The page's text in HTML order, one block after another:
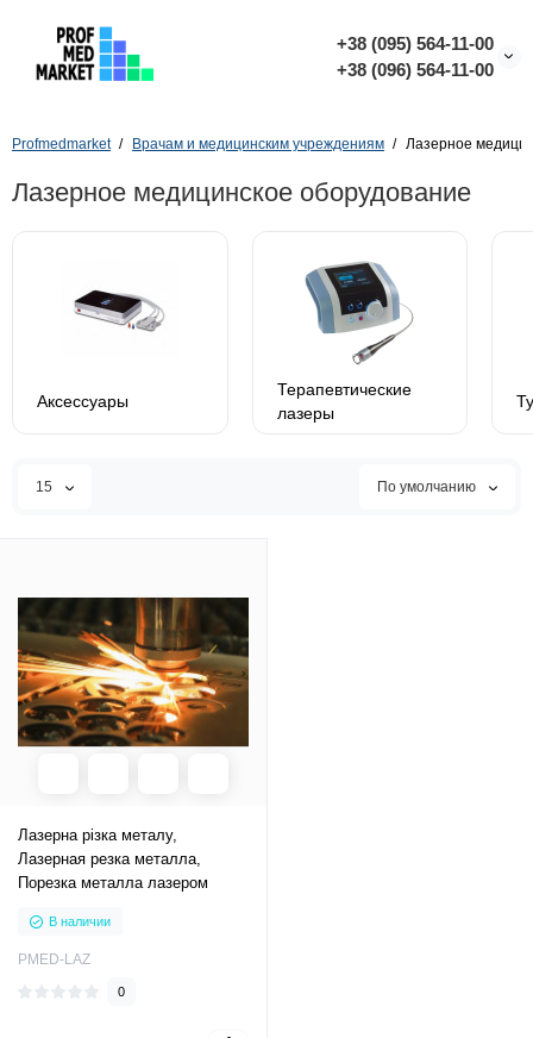
+38 (095) 564-11-00
+38 (096) 564-11-00
Profmedmarket Врачам и медицинским учреждениям Лазерное
Лазерное медицинское оборудование
Аксессуары
Терапевтические
лазеры
15 По умолчанию
Лазерна різка металу,
Лазерная резка металла,
Порезка металла лазером
В наличии
PMED-LAZ
0